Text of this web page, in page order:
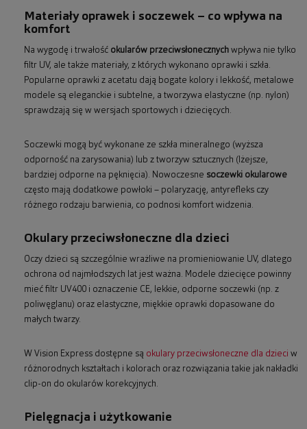
Materiały oprawek i soczewek – co wpływa na
komfort
Na wygodę i trwałość okularów przeciwsłonecznych wpływa nie tylko
filtr UV, ale także materiały, z których wykonano oprawki i szkła.
Popularne oprawki z acetatu dają bogate kolory i lekkość, metalowe
modele są eleganckie i subtelne, a tworzywa elastyczne (np. nylon)
sprawdzają się w wersjach sportowych i dziecięcych.
Soczewki mogą być wykonane ze szkła mineralnego (wyższa
odporność na zarysowania) lub z tworzyw sztucznych (lżejsze,
bardziej odporne na pęknięcia). Nowoczesne soczewki okularowe
często mają dodatkowe powłoki – polaryzację, antyrefleks czy
różnego rodzaju barwienia, co podnosi komfort widzenia.
Okulary przeciwsłoneczne dla dzieci
Oczy dzieci są szczególnie wrażliwe na promieniowanie UV, dlatego
ochrona od najmłodszych lat jest ważna. Modele dziecięce powinny
mieć filtr UV400 i oznaczenie CE, lekkie, odporne soczewki (np. z
poliwęglanu) oraz elastyczne, miękkie oprawki dopasowane do
małych twarzy.
W Vision Express dostępne są okulary przeciwsłoneczne dla dzieci w
różnorodnych kształtach i kolorach oraz rozwiązania takie jak nakładki
clip-on do okularów korekcyjnych.
Pielęgnacja i użytkowanie